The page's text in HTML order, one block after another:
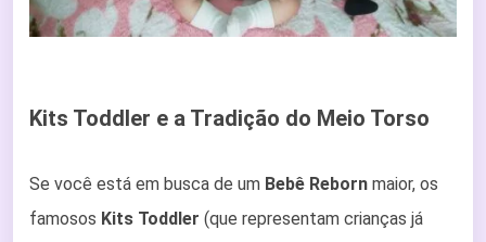
Kits Toddler e a Tradição do Meio Torso
Se você está em busca de um Bebê Reborn maior, os
famosos Kits Toddler (que representam crianças já